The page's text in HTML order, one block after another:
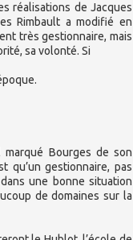
réalisations de Jacques
Rimbault a modifié en
très gestionnaire, mais
sa volonté. Si
Bourges de son
qu’un gestionnaire, pas
une bonne situation
de domaines sur la